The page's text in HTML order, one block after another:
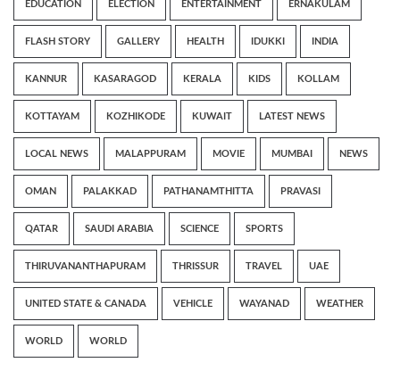
EDUCATION ELECTION ENTERTAINMENT ERNAKULAM
FLASH STORY GALLERY HEALTH IDUKKI INDIA
KANNUR KASARAGOD KERALA KIDS KOLLAM
KOTTAYAM KOZHIKODE KUWAIT LATEST NEWS
LOCAL NEWS MALAPPURAM MOVIE MUMBAI NEWS
OMAN PALAKKAD PATHANAMTHITTA PRAVASI
QATAR SAUDI ARABIA SCIENCE SPORTS
THIRUVANANTHAPURAM THRISSUR TRAVEL UAE
UNITED STATE & CANADA VEHICLE WAYANAD WEATHER
WORLD WORLD